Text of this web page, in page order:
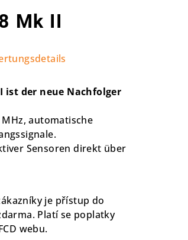
Mk II
ist der neue Nachfolger
automatische
Sensoren direkt über
je přístup do
Platí se poplatky
webu.